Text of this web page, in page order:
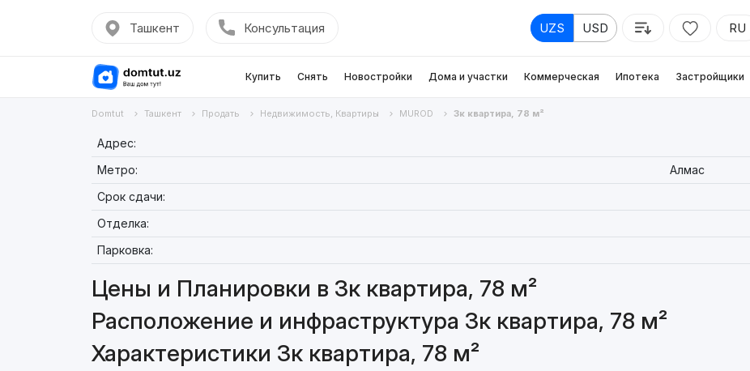
Ташкент Консультация UZS USD RU
Купить Снять Новостройки Дома и участки Коммерческая Ипотека Застройщики
Domtut Ташкент Продать Недвижимость, Квартиры MUROD 3к квартира, 78 м²
Адрес:
Метро:
Алмас
Срок сдачи:
Отделка:
Парковка:
Цены и Планировки в 3к квартира, 78 м²
Расположение и инфраструктура 3к квартира, 78 м²
Характеристики 3к квартира, 78 м²